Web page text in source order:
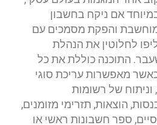
אם ניקח בחשבון
והפקת מסמכים עם
לחלוטין את הנהלת
התוכנה כוללת את כל
מאפשרות עריכת סוגי
וניתוח של רשומות
הוצאות, תזרימי מזומנים,
ספר חשבונות ראשי או